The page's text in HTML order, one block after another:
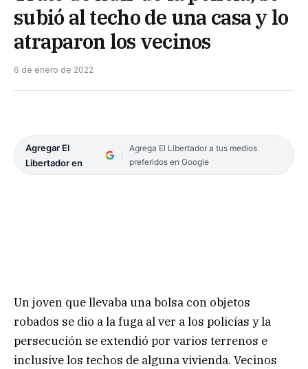
subió al techo de una casa y lo
atraparon los vecinos
6 de enero de 2022
Agregar El
Libertador en
Agrega El Libertador a tus medios
preferidos en Google
Un joven que llevaba una bolsa con objetos
robados se dio a la fuga al ver a los policías y la
persecución se extendió por varios terrenos e
inclusive los techos de alguna vivienda. Vecinos